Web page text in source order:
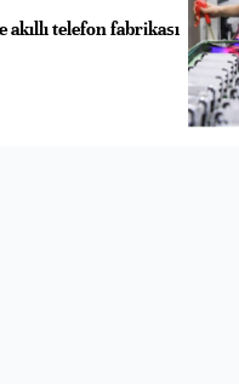
telefon fabrikası